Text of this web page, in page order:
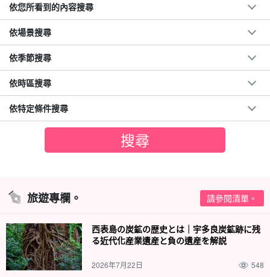
依您所看到的內容搜尋
依場景搜尋
依季節搜尋
依時區搜尋
依特定條件搜尋
旅遊專欄。 請參閱清單。
西表島の炭鉱の歴史とは｜宇多良炭鉱跡に残
る近代化産業遺産と負の遺産を解説
2026年7月22日 548